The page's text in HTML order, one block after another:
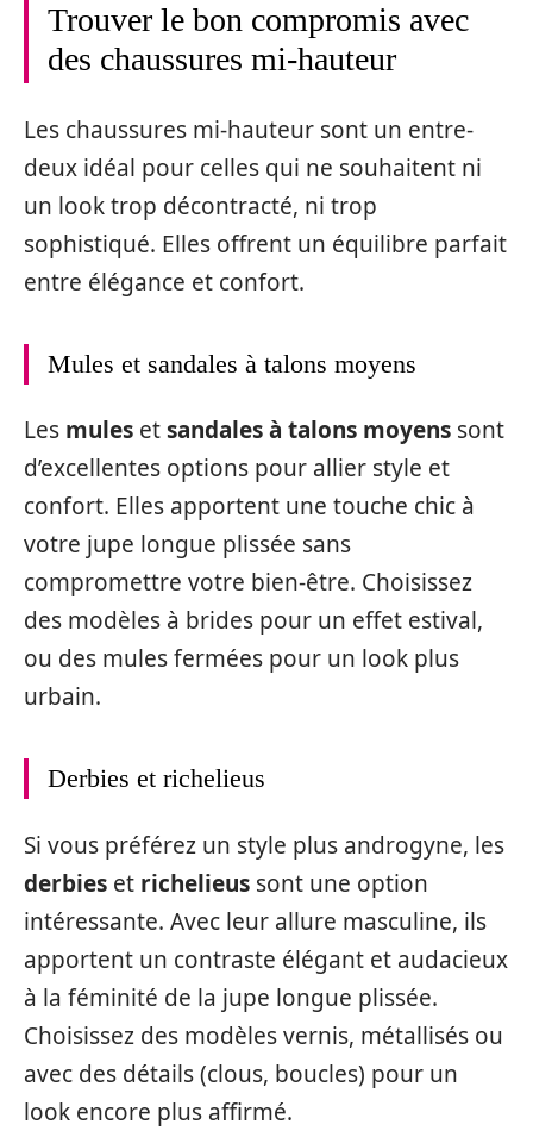
Trouver le bon compromis avec
des chaussures mi-hauteur
Les chaussures mi-hauteur sont un entre-
deux idéal pour celles qui ne souhaitent ni
un look trop décontracté, ni trop
sophistiqué. Elles offrent un équilibre parfait
entre élégance et confort.
Mules et sandales à talons moyens
Les mules etsandales à talons moyens sont
d’excellentes options pour allier style et
confort. Elles apportent une touche chic à
votre jupe longue plissée sans
compromettre votre bien-être. Choisissez
des modèles à brides pour un effet estival,
ou des mules fermées pour un look plus
urbain.
Derbies et richelieus
Si vous préférez un style plus androgyne, les
derbies et richelieus sont une option
intéressante. Avec leur allure masculine, ils
apportent un contraste élégant et audacieux
à la féminité de la jupe longue plissée.
Choisissez des modèles vernis, métallisés ou
avec des détails (clous, boucles) pour un
look encore plus affirmé.